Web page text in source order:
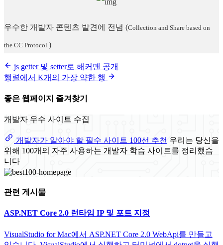
우수한 개발자 콘텐츠 발견에 전념 (Collection and Share based on
the CC Protocol. )
js getter 및 setter로 해커맨 공개
행렬에서 K개의 가장 약한 행
좋은 웹페이지 즐겨찾기
개발자 우수 사이트 수집
개발자가 알아야 할 필수 사이트 100선 추천 우리는 당신을
위해 100개의 자주 사용하는 개발자 학습 사이트를 정리했습
니다
관련 게시물
ASP.NET Core 2.0 런타임 IP 및 포트 지정
VisualStudio for Mac에서 ASP.NET Core 2.0 WebApi를 만들고